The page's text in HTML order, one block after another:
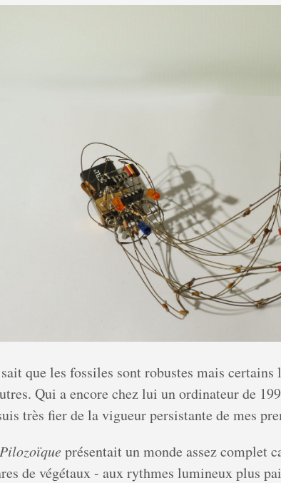
que les fossiles sont robustes mais certains
Qui a encore chez lui un ordinateur de
très fier de la vigueur persistante de mes
Pilozoïque présentait un monde assez complet
de végétaux - aux rythmes lumineux plus